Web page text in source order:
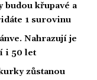
budou křupavé a
1 surovinu
Nahrazují je
i 50 let
zůstanou